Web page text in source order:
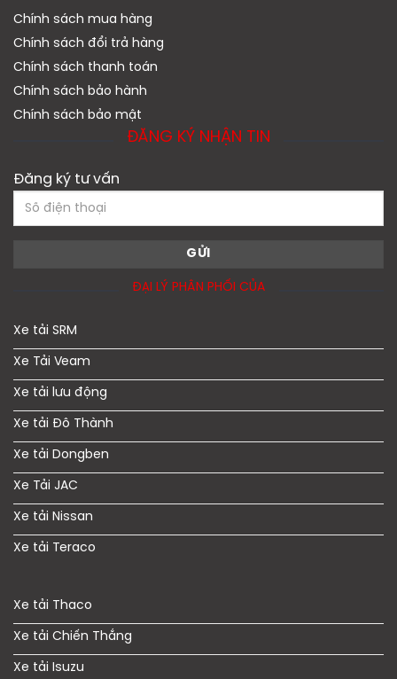
Chính sách mua hàng
Chính sách đổi trả hàng
Chính sách thanh toán
Chính sách bảo hành
Chính sách bảo mật
ĐĂNG KÝ NHẬN TIN
Đăng ký tư vấn
ĐẠI LÝ PHÂN PHỐI CỦA
Xe tải SRM
Xe Tải Veam
Xe tải lưu động
Xe tải Đô Thành
Xe tải Dongben
Xe Tải JAC
Xe tải Nissan
Xe tải Teraco
Xe tải Thaco
Xe tải Chiến Thắng
Xe tải Isuzu